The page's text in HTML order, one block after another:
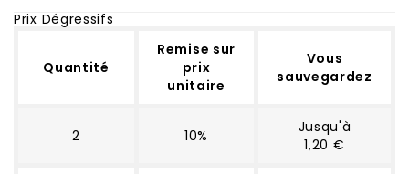
Prix Dégressifs
Quantité
Remise sur
prix
unitaire
Vous
sauvegardez
2 10%
Jusqu'à
1,20 €